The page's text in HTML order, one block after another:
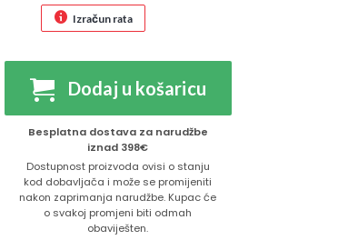
Izračun rata
Dodaj u košaricu
Besplatna dostava za narudžbe
iznad 398€
Dostupnost proizvoda ovisi o stanju
kod dobavljača i može se promijeniti
nakon zaprimanja narudžbe. Kupac će
o svakoj promjeni biti odmah
obaviješten.